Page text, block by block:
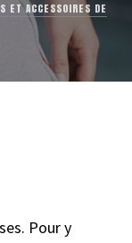
ET ACCESSOIRES DE
Pour y